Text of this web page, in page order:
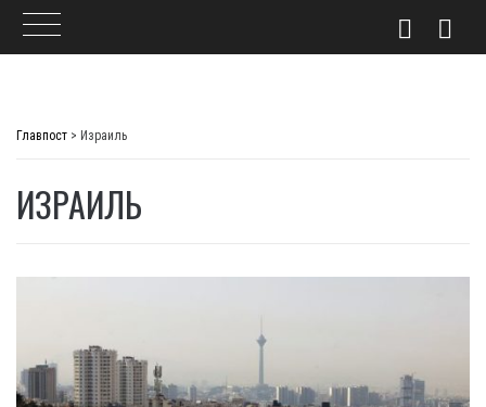
Главпост > Израиль
ИЗРАИЛЬ